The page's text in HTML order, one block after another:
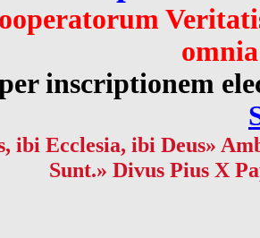
inscriptionem
ibi Ecclesia, ibi Deus»
Sunt.» Divus Pius X